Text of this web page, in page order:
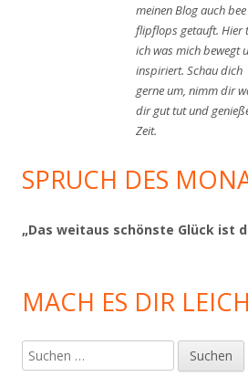
meinen Blog auch
flipflops getauft. Hier
ich was mich bewegt
inspiriert. Schau dich
gerne um, nimm dir
dir gut tut und
Zeit.
SPRUCH DES
„Das weitaus schönste Glück ist
MACH ES DIR
Suchen
nach: